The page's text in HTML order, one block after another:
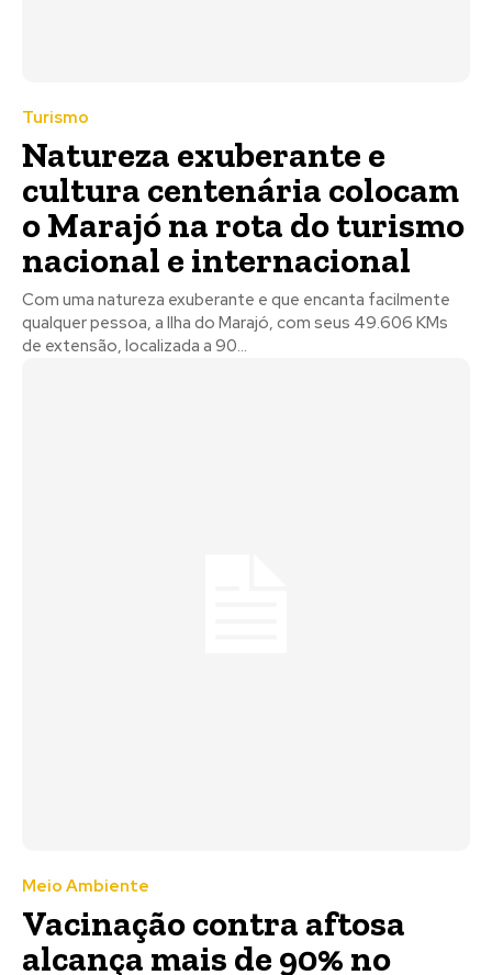
Turismo
Natureza exuberante e
cultura centenária colocam
o Marajó na rota do turismo
nacional e internacional
Com uma natureza exuberante e que encanta facilmente
qualquer pessoa, a Ilha do Marajó, com seus 49.606 KMs
de extensão, localizada a 90...
Meio Ambiente
Vacinação contra aftosa
alcança mais de 90% no